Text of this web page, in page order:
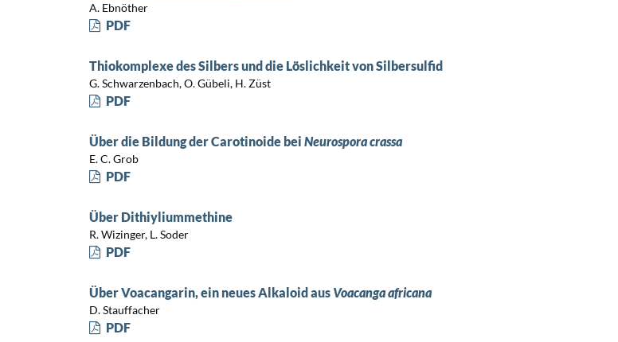
A. Ebnöther
PDF
Thiokomplexe des Silbers und die Löslichkeit von Silbersulfid
G. Schwarzenbach, O. Gübeli, H. Züst
PDF
Über die Bildung der Carotinoide bei Neurospora crassa
E. C. Grob
PDF
Über Dithiyliummethine
R. Wizinger, L. Soder
PDF
Über Voacangarin, ein neues Alkaloid aus Voacanga africana
D. Stauffacher
PDF